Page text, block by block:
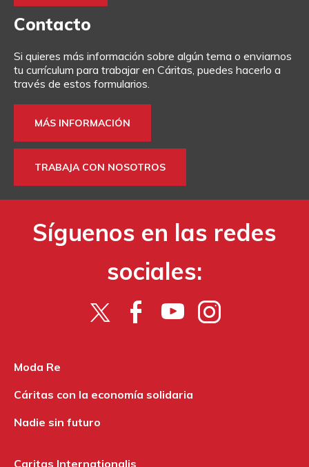
Contacto
Si quieres más información sobre algún tema o enviarnos
tu currículum para trabajar en Cáritas, puedes hacerlo a
través de estos formularios.
MÁS INFORMACIÓN
TRABAJA CON NOSOTROS
Síguenos en las redes
sociales:
Moda Re
Cáritas con la economía solidaria
Nadie sin futuro
Caritas Internationalis